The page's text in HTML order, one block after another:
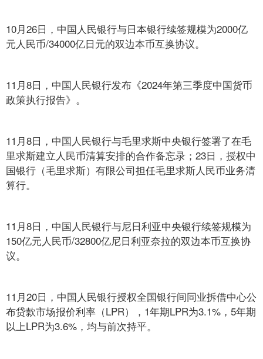
10月26日，中国人民银行与日本银行续签规模为2000亿
元人民币/34000亿日元的双边本币互换协议。
11月8日，中国人民银行发布《2024年第三季度中国货币
政策执行报告》。
11月8日，中国人民银行与毛里求斯中央银行签署了在毛
里求斯建立人民币清算安排的合作备忘录；23日，授权中
国银行（毛里求斯）有限公司担任毛里求斯人民币业务清
算行。
11月8日，中国人民银行与尼日利亚中央银行续签规模为
150亿元人民币/32800亿尼日利亚奈拉的双边本币互换协
议。
11月20日，中国人民银行授权全国银行间同业拆借中心公
布贷款市场报价利率（LPR），1年期LPR为3.1%，5年期
以上LPR为3.6%，均与前次持平。